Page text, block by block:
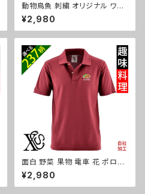
動物鳥魚 刺繍 オリジナル ワン
ポイント ポロシャツ リアル 半袖
メンズ 無地 ロゴ おしゃれ ゴル
フ 吸汗速乾 ワイン 父の日 柄
h2-r06-s
¥2,980
面白 野菜 果物 電車 花 ポロシ
ャツ リアル 刺繍 プレゼント 半
袖 メンズ オリジナル 無地 ワン
ポイント ロゴ おしゃれ ゴルフ
¥2,980